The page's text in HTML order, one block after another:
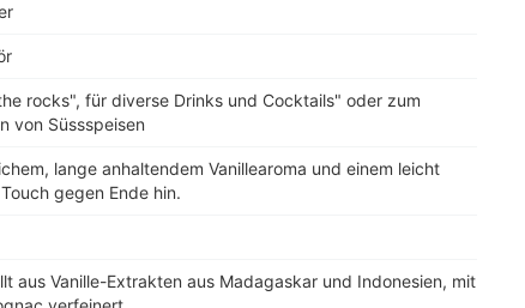
rocks", für diverse Drinks und Cocktails" oder zum
von Süssspeisen
lange anhaltendem Vanillearoma und einem leicht
gegen Ende hin.
aus Vanille-Extrakten aus Madagaskar und Indonesien, mit